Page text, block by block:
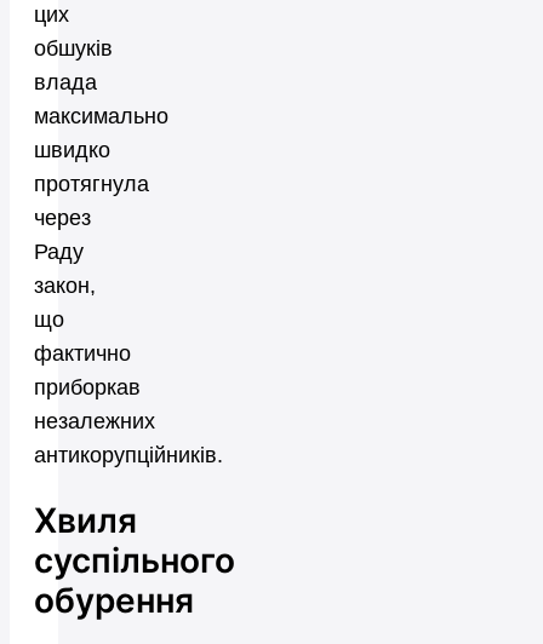
цих
обшуків
влада
максимально
швидко
протягнула
через
Раду
закон,
що
фактично
приборкав
незалежних
антикорупційників.
Хвиля
суспільного
обурення